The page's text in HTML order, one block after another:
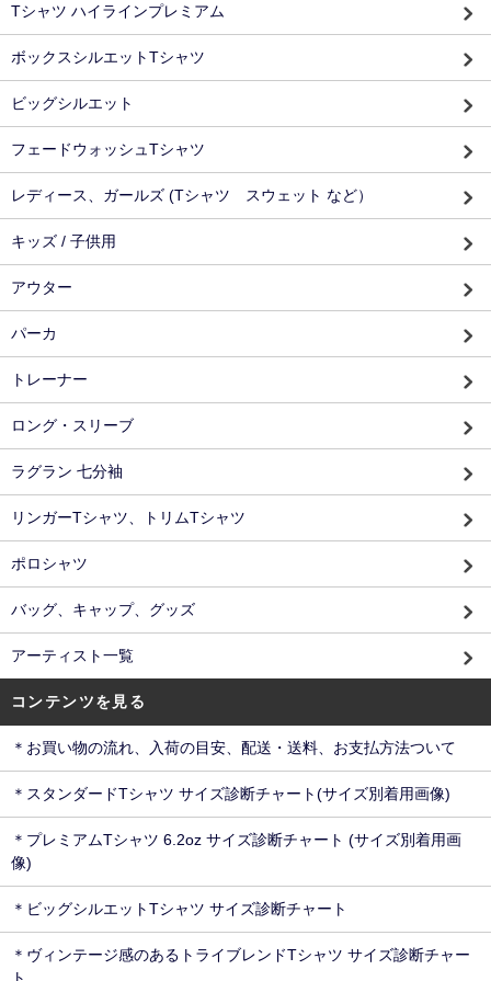
Tシャツ ハイラインプレミアム
ボックスシルエットTシャツ
ビッグシルエット
フェードウォッシュTシャツ
レディース、ガールズ (Tシャツ スウェット など）
キッズ / 子供用
アウター
パーカ
トレーナー
ロング・スリーブ
ラグラン 七分袖
リンガーTシャツ、トリムTシャツ
ポロシャツ
バッグ、キャップ、グッズ
アーティスト一覧
コンテンツを見る
＊お買い物の流れ、入荷の目安、配送・送料、お支払方法ついて
＊スタンダードTシャツ サイズ診断チャート(サイズ別着用画像)
＊プレミアムTシャツ 6.2oz サイズ診断チャート (サイズ別着用画
像)
＊ビッグシルエットTシャツ サイズ診断チャート
＊ヴィンテージ感のあるトライブレンドTシャツ サイズ診断チャー
ト